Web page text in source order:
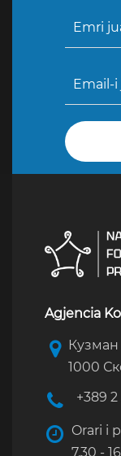
Agjencia
Кузман
1000
+389
Orari i
7.30 -